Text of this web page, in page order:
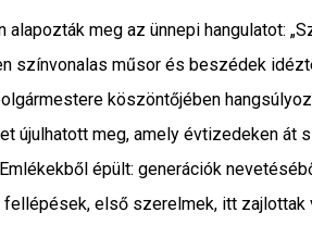
meg az ünnepi hangulatot:
színvonalas műsor és beszédek
köszöntőjében
újulhatott meg, amely évtizedeken át
épült: generációk
első szerelmek, itt zajlottak